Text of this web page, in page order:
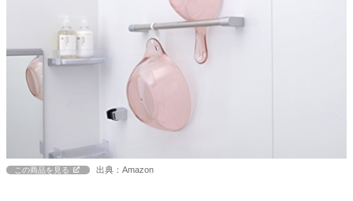
この商品を見る 出典：Amazon